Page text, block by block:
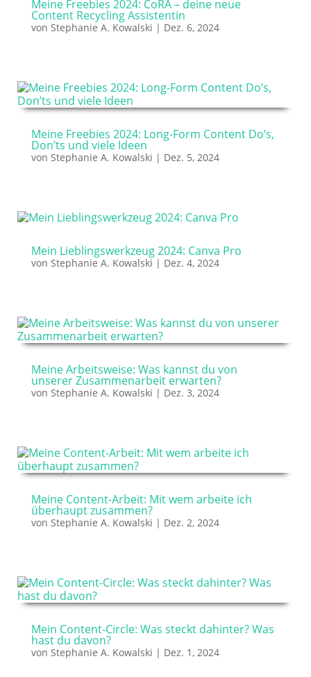
Meine Freebies 2024: CoRA – deine neue
Content Recycling Assistentin
von Stephanie A. Kowalski | Dez. 6, 2024
Meine Freebies 2024: Long-Form Content Do’s,
Don’ts und viele Ideen
von Stephanie A. Kowalski | Dez. 5, 2024
Mein Lieblingswerkzeug 2024: Canva Pro
von Stephanie A. Kowalski | Dez. 4, 2024
Meine Arbeitsweise: Was kannst du von
unserer Zusammenarbeit erwarten?
von Stephanie A. Kowalski | Dez. 3, 2024
Meine Content-Arbeit: Mit wem arbeite ich
überhaupt zusammen?
von Stephanie A. Kowalski | Dez. 2, 2024
Mein Content-Circle: Was steckt dahinter? Was
hast du davon?
von Stephanie A. Kowalski | Dez. 1, 2024